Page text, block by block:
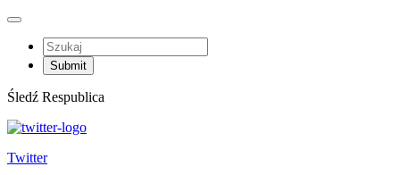
Śledź Respublica
Twitter